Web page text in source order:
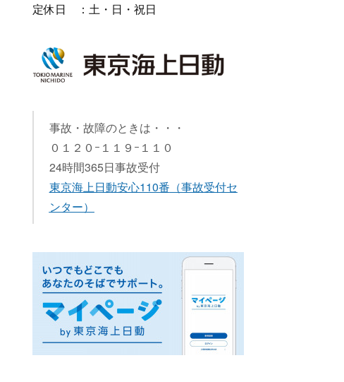
定休日 ：土・日・祝日
事故・故障のときは・・・
０１２０ｰ１１９ｰ１１０
24時間365日事故受付
東京海上日動安心110番 （事故受付セ
ンター）